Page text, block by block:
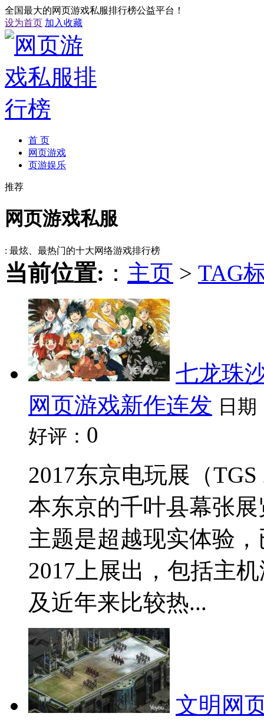
全国最大的网页游戏私服排行榜公益平台！
设为首页 加入收藏
首 页
网页游戏
页游娱乐
推荐
网页游戏私服
: 最炫、最热门的十大网络游戏排行榜
当前位置: ： 主页 > TAG
七龙珠
网页游戏新作连发 日期
好评： 0
2017东京电玩展（
本东京的千叶县幕张
主题是超越现实体验
2017上展出，包括主
及近年来比较热...
文明网